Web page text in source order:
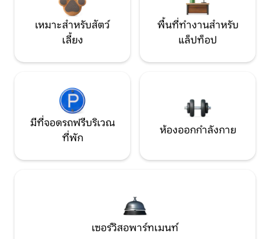
เหมาะสำหรับสัตว์
เลี้ยง
พื้นที่ทำงานสำหรับ
แล็ปท็อป
มีที่จอดรถฟรีบริเวณ
ที่พัก
ห้องออกกำลังกาย
เซอร์วิสอพาร์ทเมนท์